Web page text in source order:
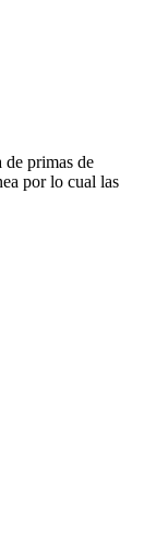
de primas de
por lo cual las